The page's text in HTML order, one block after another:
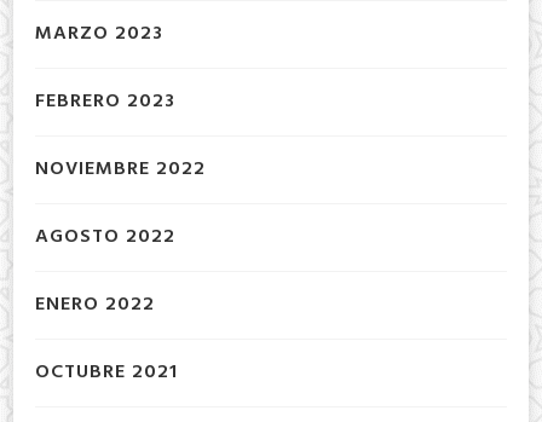
MARZO 2023
FEBRERO 2023
NOVIEMBRE 2022
AGOSTO 2022
ENERO 2022
OCTUBRE 2021